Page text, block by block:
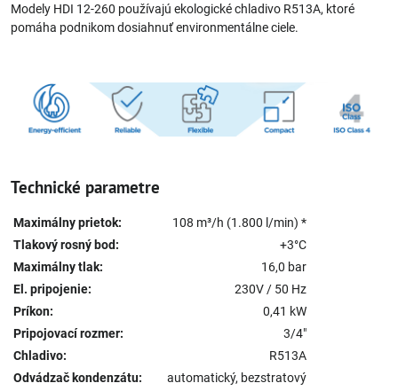
Modely HDI 12-260 používajú ekologické chladivo R513A, ktoré
pomáha podnikom dosiahnuť environmentálne ciele.
Technické parametre
Maximálny prietok:
108 m³/h (1.800 l/min) *
Tlakový rosný bod:
+3°C
Maximálny tlak:
16,0 bar
El. pripojenie:
230V / 50 Hz
Príkon:
0,41 kW
Pripojovací rozmer:
3/4"
Chladivo:
R513A
Odvádzač kondenzátu:
automatický, bezstratový